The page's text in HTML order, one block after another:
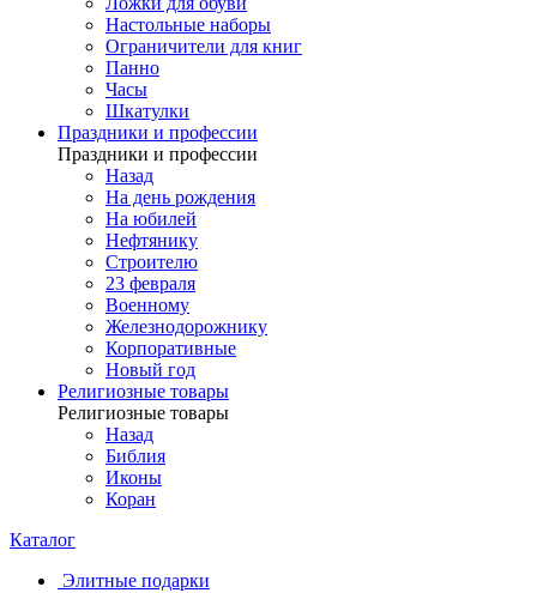
Настольные наборы
Ограничители для книг
Панно
Часы
Шкатулки
Праздники и профессии
Праздники и профессии
Назад
На день рождения
На юбилей
Нефтянику
Строителю
23 февраля
Военному
Железнодорожнику
Корпоративные
Новый год
Религиозные товары
Религиозные товары
Назад
Библия
Иконы
Коран
Каталог
Элитные подарки